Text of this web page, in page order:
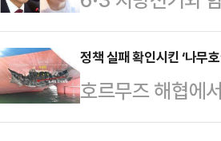
는) 이제 …
한 폐지와 제도화
을 열흘 앞두고
마지막 분수령이
사는 이날부터 이
식 후보와 무소속
공방을 이어갔다.
없이 한 달 만에
북구를 개인의 무
정책 실패 확인시킨 ‘나무
호르무즈 해협에
한 것으로 확인됐